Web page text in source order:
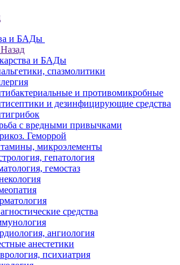
и БАДы
Назад
и БАДы
спазмолитики
и противомикробные
и дезинфицирующие средства
с вредными привычками
Геморрой
микроэлементы
гепатология
гемостаз
средства
ангиология
анестетики
психиатрия